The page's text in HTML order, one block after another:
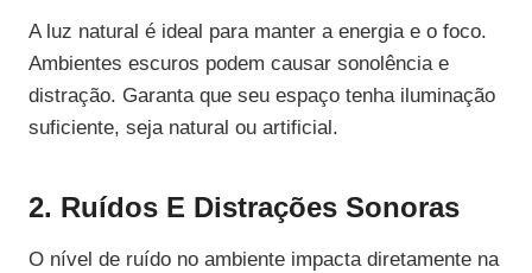
A luz natural é ideal para manter a energia e o foco.
Ambientes escuros podem causar sonolência e
distração. Garanta que seu espaço tenha iluminação
suficiente, seja natural ou artificial.
2. Ruídos E Distrações Sonoras
O nível de ruído no ambiente impacta diretamente na